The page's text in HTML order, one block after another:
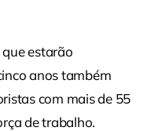
estarão
anos também
com mais de 55
de trabalho.